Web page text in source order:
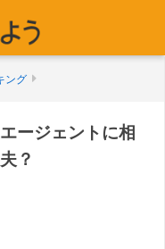
ング
ージェントに相
？